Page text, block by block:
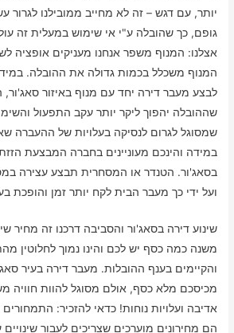
יותר, עם דגש – זה לא מחייב ממובילנו לגרור
גופם, כך שהובלה ע"י אי שימוש במעלית זה
אצלנו: המנוף משפר אנחנו מעניקים אופציה
המנוף משכלל בכמות גדולה את ההובלה.
לבצע מעבר דירה יחד עם מנוף באיזור
שההובלה יהפוך ליקר יותר עקב התפעול
שמסוגל לגרום לנסיקה בעלויות של ההעברה
במידה והינכם מעוניינים בחברה המבצעת
בסאג'ור. הטנדר או המסחרית תבצע עצירה
ועל ידי כך מעבר הבית לקח יותר זמן והופכת
שינוע דירה בסאג'ור והסביבה דרכנו זה מחיר
משנה כמה כסף יש לכם והינו נמוך לחלוטין
והקיימים בענף ההובלות. מעבר דירה בעיר
מכיסכם מלא כסף, אולם מסוגל להוות חוויה
אדיבה ועלויות נוחות! כדאי להזכיר:
הם מחירונים מוערכים שצריכים לעבור